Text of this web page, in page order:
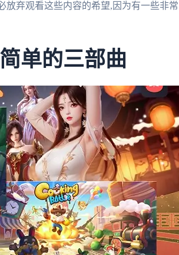
放弃观看这些内容的希望,因为有一些非常
单的三部曲